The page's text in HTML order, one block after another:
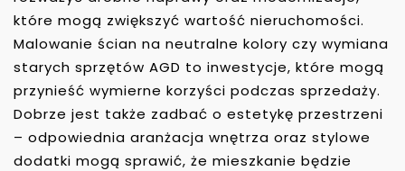
które mogą zwiększyć wartość nieruchomości.
Malowanie ścian na neutralne kolory czy wymiana
starych sprzętów AGD to inwestycje, które mogą
przynieść wymierne korzyści podczas sprzedaży.
Dobrze jest także zadbać o estetykę przestrzeni
– odpowiednia aranżacja wnętrza oraz stylowe
dodatki mogą sprawić, że mieszkanie będzie